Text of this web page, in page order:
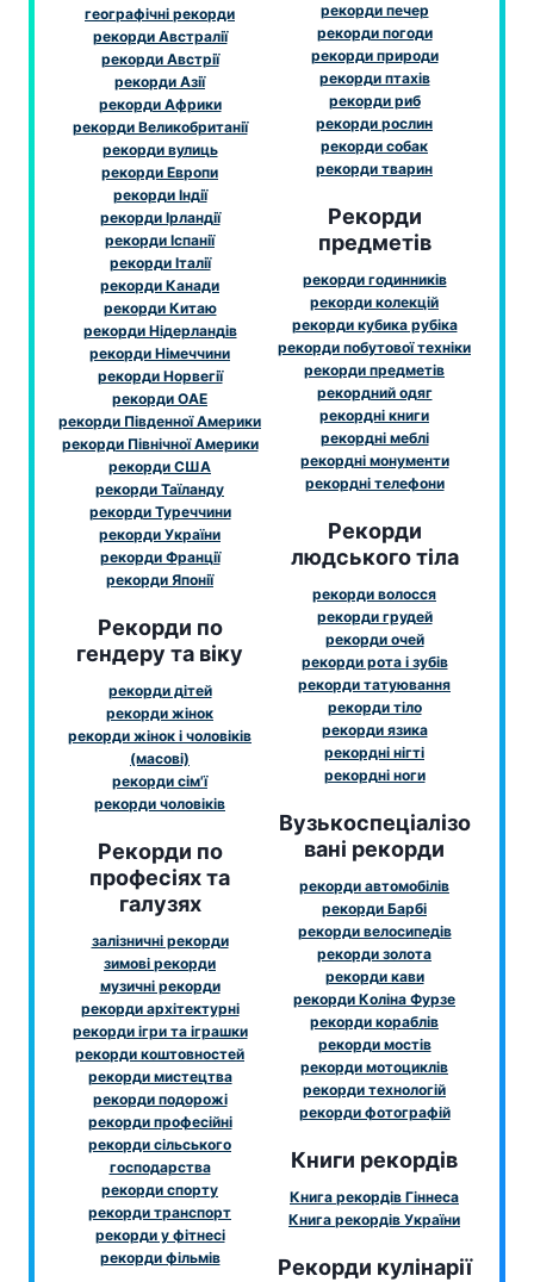
географічні рекорди
рекорди Австралії
рекорди Австрії
рекорди Азії
рекорди Африки
рекорди Великобританії
рекорди вулиць
рекорди Европи
рекорди Індії
рекорди Ірландії
рекорди Іспанії
рекорди Італії
рекорди Канади
рекорди Китаю
рекорди Нідерландів
рекорди Німеччини
рекорди Норвегії
рекорди ОАЕ
рекорди Південної Америки
рекорди Північної Америки
рекорди США
рекорди Таїланду
рекорди Туреччини
рекорди України
рекорди Франції
рекорди Японії
Рекорди по
гендеру та віку
рекорди дітей
рекорди жінок
рекорди жінок і чоловіків
(масові)
рекорди сім'ї
рекорди чоловіків
Рекорди по
професіях та
галузях
залізничні рекорди
зимові рекорди
музичні рекорди
рекорди архітектурні
рекорди ігри та іграшки
рекорди коштовностей
рекорди мистецтва
рекорди подорожі
рекорди професійні
рекорди сільського
господарства
рекорди спорту
рекорди транспорт
рекорди у фітнесі
рекорди фільмів
рекорди печер
рекорди погоди
рекорди природи
рекорди птахів
рекорди риб
рекорди рослин
рекорди собак
рекорди тварин
Рекорди
предметів
рекорди годинників
рекорди колекцій
рекорди кубика рубіка
рекорди побутової техніки
рекорди предметів
рекордний одяг
рекордні книги
рекордні меблі
рекордні монументи
рекордні телефони
Рекорди
людського тіла
рекорди волосся
рекорди грудей
рекорди очей
рекорди рота і зубів
рекорди татуювання
рекорди тіло
рекорди язика
рекордні нігті
рекордні ноги
Вузькоспеціалізо
вані рекорди
рекорди автомобілів
рекорди Барбі
рекорди велосипедів
рекорди золота
рекорди кави
рекорди Коліна Фурзе
рекорди кораблів
рекорди мостів
рекорди мотоциклів
рекорди технологій
рекорди фотографій
Книги рекордів
Книга рекордів Гіннеса
Книга рекордів України
Рекорди кулінарії